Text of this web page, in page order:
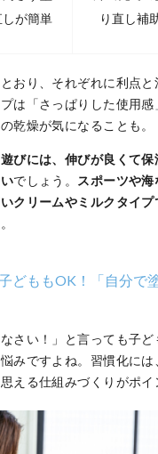
しが簡単
り直し補
おり、それぞれに利点と
は「さっぱりした使用
乾燥が気になることも。
びには、伸びが良くて
でしょう。 スポーツや
クリームやミルクタイプ
どももOK！「自分で
なさい！」と言っても子
みですよね。習慣化には
える仕組みづくりがポイ